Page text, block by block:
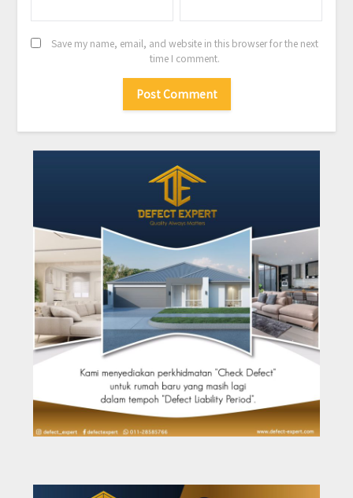
Save my name, email, and website in this browser for the next
time I comment.